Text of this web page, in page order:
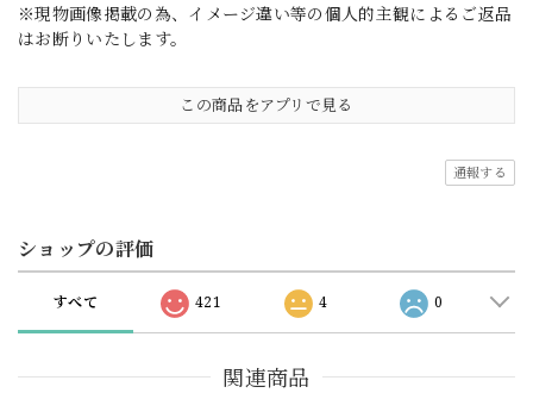
※現物画像掲載の為、イメージ違い等の個人的主観によるご返品
はお断りいたします。
この商品をアプリで見る
通報する
ショップの評価
すべて 421 4 0
関連商品